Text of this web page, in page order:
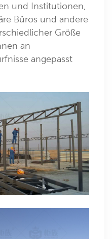
und Institutionen,
Büros und andere
Größe
an
angepasst